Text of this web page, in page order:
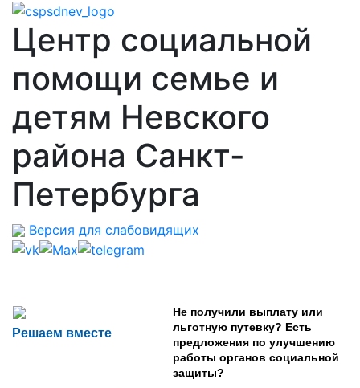
Центр социальной
помощи семье и
детям Невского
района Санкт-
Петербурга
Версия для слабовидящих
Решаем вместе
Не получили выплату или
льготную путевку? Есть
предложения по улучшению
работы органов социальной
защиты?